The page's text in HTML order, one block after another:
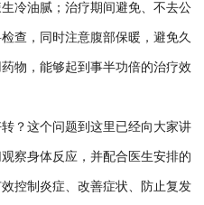
冷油腻；治疗期间避免、不去公
查，同时注意腹部保暖，避免久
物，能够起到事半功倍的治疗效
？这个问题到这里已经向大家讲
察身体反应，并配合医生安排的
控制炎症、改善症状、防止复发